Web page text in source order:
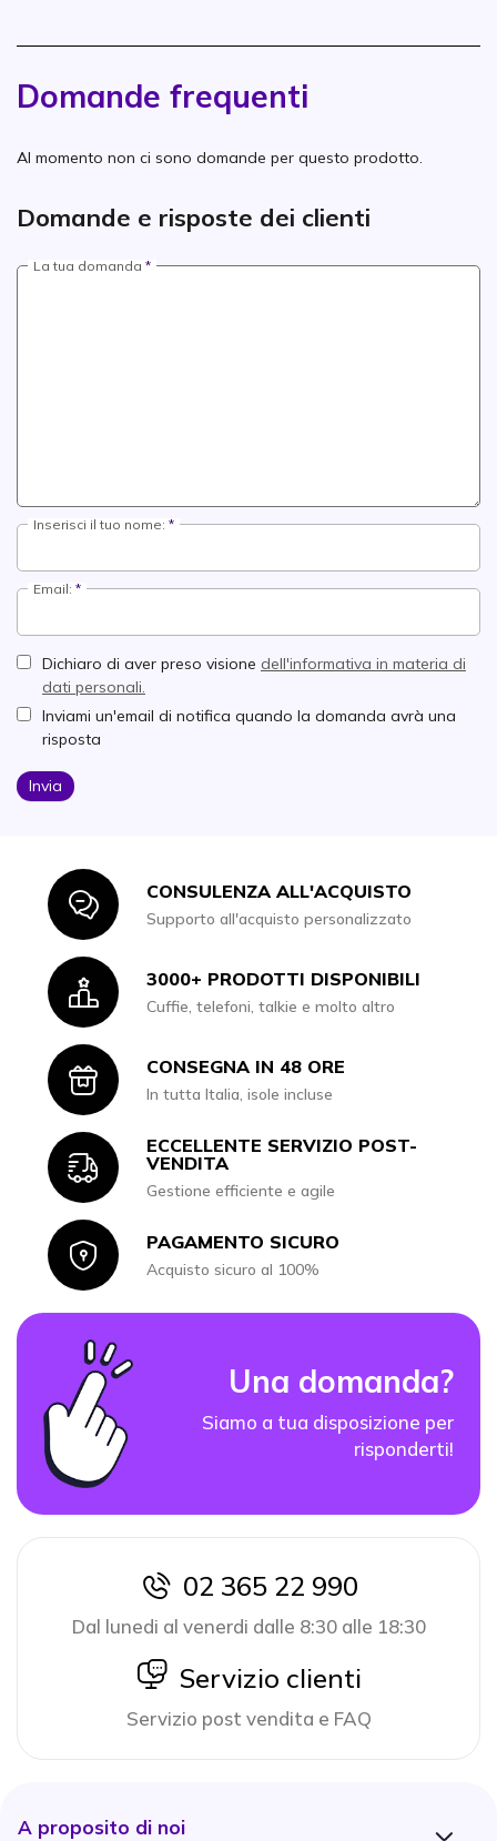
Domande frequenti
Al momento non ci sono domande per questo prodotto.
Domande e risposte dei clienti
La tua domanda
Inserisci il tuo nome:
Email:
Dichiaro di aver preso visione dell'informativa in materia di
dati personali.
Inviami un'email di notifica quando la domanda avrà una
risposta
Invia
IconCONSULENZA ALL'ACQUISTO
Supporto all'acquisto personalizzato
Icon3000+ PRODOTTI DISPONIBILI
Cuffie, telefoni, talkie e molto altro
IconCONSEGNA IN 48 ORE
In tutta Italia, isole incluse
Icon
ECCELLENTE SERVIZIO POST-
VENDITA
Gestione efficiente e agile
IconPAGAMENTO SICURO
Acquisto sicuro al 100%
Una domanda?
Siamo a tua disposizione per
risponderti!
icon
02 365 22 990
Dal lunedi al venerdi dalle 8:30 alle 18:30
icon
Servizio clienti
Servizio post vendita e FAQ
A proposito di noi